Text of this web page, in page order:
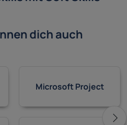
dich auch
Microsoft Project